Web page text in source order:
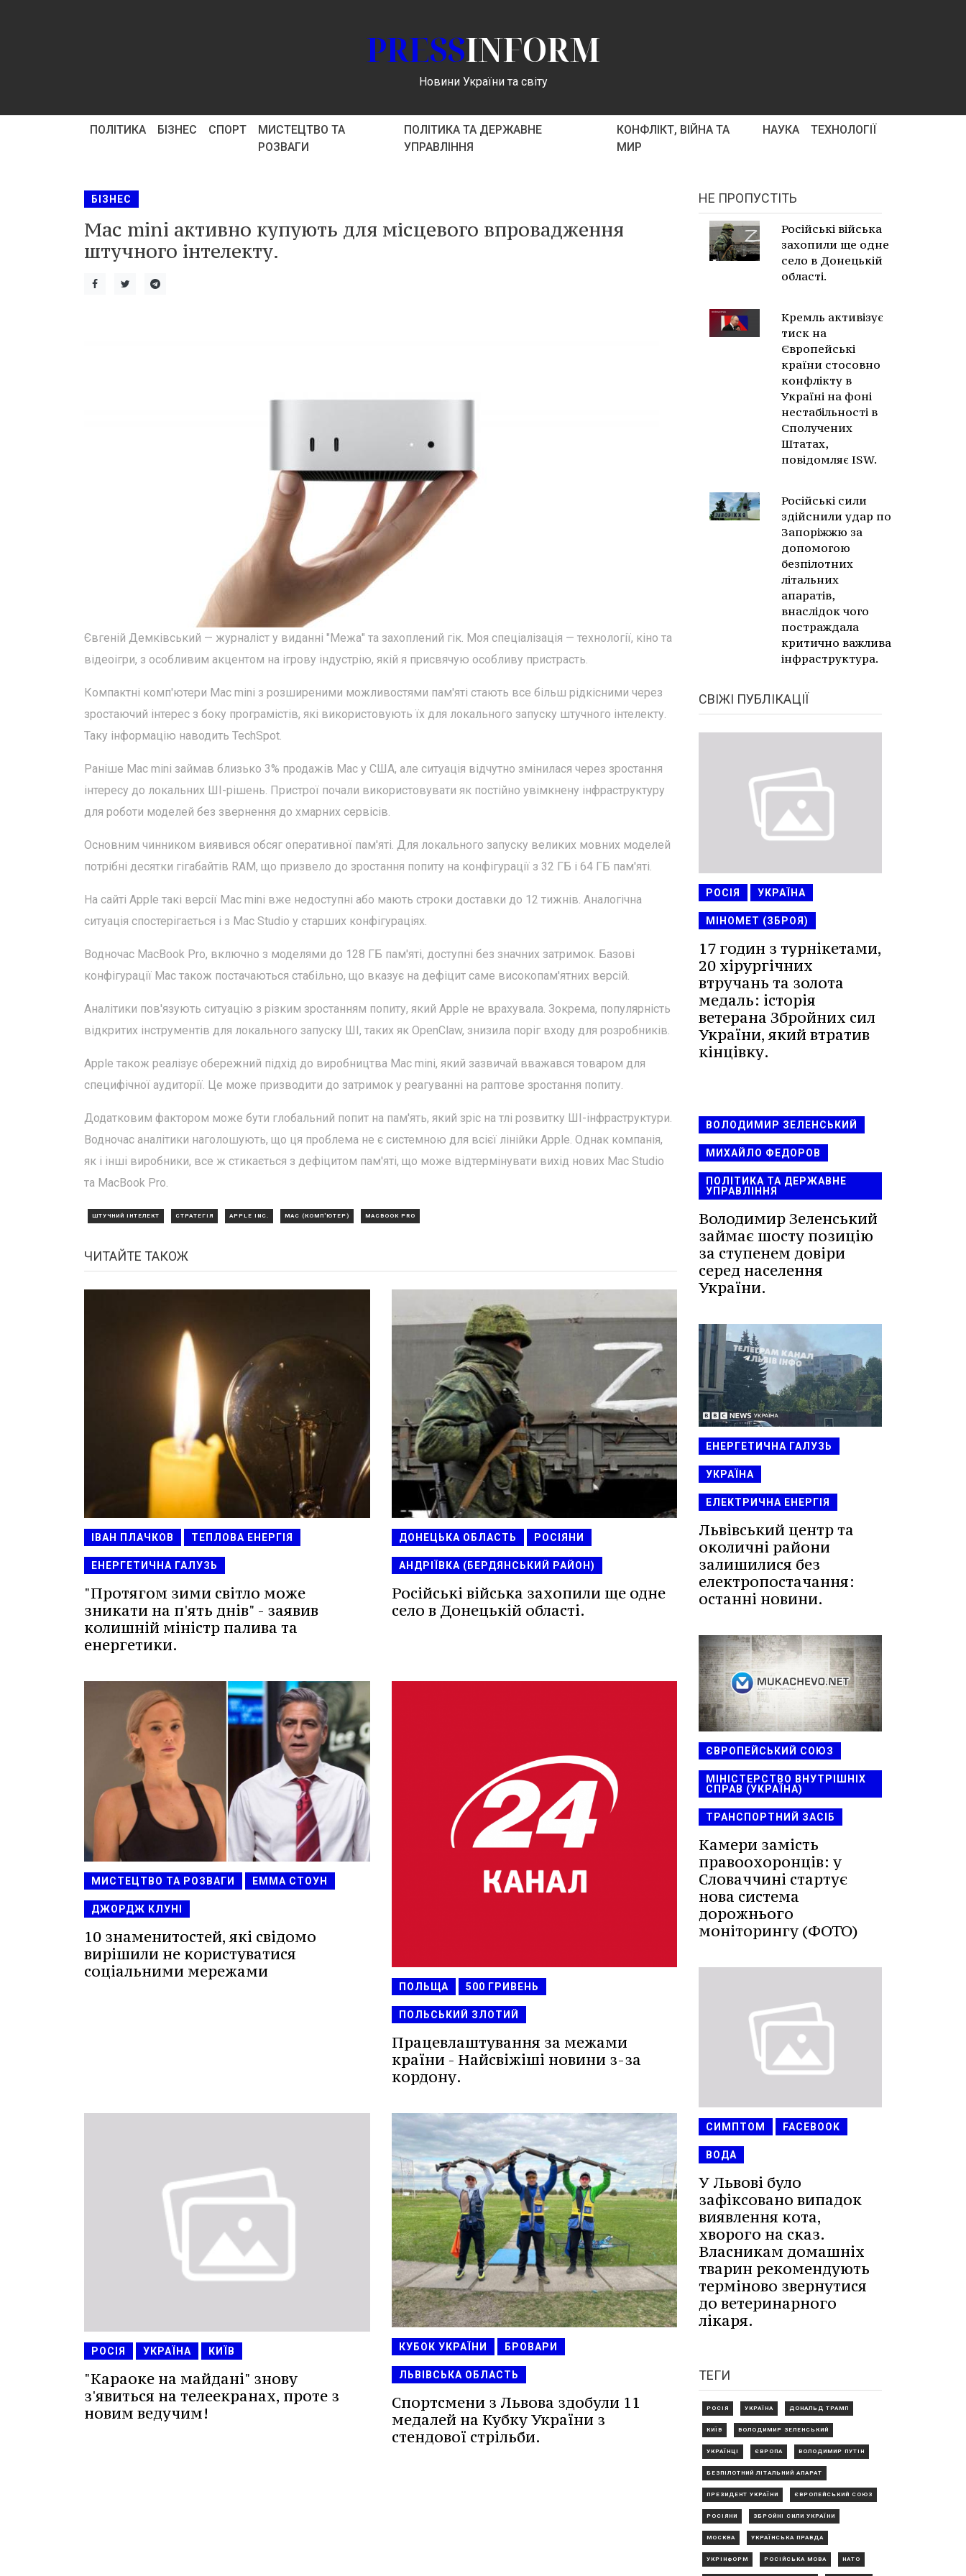
PRESSINFORM
Новини України та світу
ПОЛІТИКА БІЗНЕС СПОРТ
МИСТЕЦТВО ТА
РОЗВАГИ
ПОЛІТИКА ТА ДЕРЖАВНЕ
УПРАВЛІННЯ
КОНФЛІКТ, ВІЙНА ТА
МИР
НАУКА ТЕХНОЛОГІЇ
БІЗНЕС
Mac mini активно купують для місцевого впровадження
штучного інтелекту.
Євгеній Демківський — журналіст у виданні "Межа" та захоплений гік. Моя спеціалізація — технології, кіно та
відеоігри, з особливим акцентом на ігрову індустрію, якій я присвячую особливу пристрасть.
Компактні комп'ютери Mac mini з розширеними можливостями пам'яті стають все більш рідкісними через
зростаючий інтерес з боку програмістів, які використовують їх для локального запуску штучного інтелекту.
Таку інформацію наводить TechSpot.
Раніше Mac mini займав близько 3% продажів Mac у США, але ситуація відчутно змінилася через зростання
інтересу до локальних ШІ-рішень. Пристрої почали використовувати як постійно увімкнену інфраструктуру
для роботи моделей без звернення до хмарних сервісів.
Основним чинником виявився обсяг оперативної пам'яті. Для локального запуску великих мовних моделей
потрібні десятки гігабайтів RAM, що призвело до зростання попиту на конфігурації з 32 ГБ і 64 ГБ пам'яті.
На сайті Apple такі версії Mac mini вже недоступні або мають строки доставки до 12 тижнів. Аналогічна
ситуація спостерігається і з Mac Studio у старших конфігураціях.
Водночас MacBook Pro, включно з моделями до 128 ГБ пам'яті, доступні без значних затримок. Базові
конфігурації Mac також постачаються стабільно, що вказує на дефіцит саме високопам'ятних версій.
Аналітики пов'язують ситуацію з різким зростанням попиту, який Apple не врахувала. Зокрема, популярність
відкритих інструментів для локального запуску ШІ, таких як OpenClaw, знизила поріг входу для розробників.
Apple також реалізує обережний підхід до виробництва Mac mini, який зазвичай вважався товаром для
специфічної аудиторії. Це може призводити до затримок у реагуванні на раптове зростання попиту.
Додатковим фактором може бути глобальний попит на пам'ять, який зріс на тлі розвитку ШІ-інфраструктури.
Водночас аналітики наголошують, що ця проблема не є системною для всієї лінійки Apple. Однак компанія,
як і інші виробники, все ж стикається з дефіцитом пам'яті, що може відтермінувати вихід нових Mac Studio
та MacBook Pro.
ШТУЧНИЙ ІНТЕЛЕКТ СТРАТЕГІЯ APPLE INC. MAC (КОМП'ЮТЕР) MACBOOK PRO
ЧИТАЙТЕ ТАКОЖ
ІВАН ПЛАЧКОВ ТЕПЛОВА ЕНЕРГІЯ
ЕНЕРГЕТИЧНА ГАЛУЗЬ
"Протягом зими світло може
зникати на п'ять днів" - заявив
колишній міністр палива та
енергетики.
ДОНЕЦЬКА ОБЛАСТЬ РОСІЯНИ
АНДРІЇВКА (БЕРДЯНСЬКИЙ РАЙОН)
Російські війська захопили ще одне
село в Донецькій області.
МИСТЕЦТВО ТА РОЗВАГИ ЕММА СТОУН
ДЖОРДЖ КЛУНІ
10 знаменитостей, які свідомо
вирішили не користуватися
соціальними мережами
ПОЛЬЩА 500 ГРИВЕНЬ
ПОЛЬСЬКИЙ ЗЛОТИЙ
Працевлаштування за межами
країни - Найсвіжіші новини з-за
кордону.
РОСІЯ УКРАЇНА КИЇВ
"Караоке на майдані" знову
з'явиться на телеекранах, проте з
новим ведучим!
КУБОК УКРАЇНИ БРОВАРИ
ЛЬВІВСЬКА ОБЛАСТЬ
Спортсмени з Львова здобули 11
медалей на Кубку України з
стендової стрільби.
НЕ ПРОПУСТІТЬ
Російські війська
захопили ще одне
село в Донецькій
області.
Кремль активізує
тиск на
Європейські
країни стосовно
конфлікту в
Україні на фоні
нестабільності в
Сполучених
Штатах,
повідомляє ISW.
Російські сили
здійснили удар по
Запоріжжю за
допомогою
безпілотних
літальних
апаратів,
внаслідок чого
постраждала
критично важлива
інфраструктура.
СВІЖІ ПУБЛІКАЦІЇ
РОСІЯ УКРАЇНА
МІНОМЕТ (ЗБРОЯ)
17 годин з турнікетами,
20 хірургічних
втручань та золота
медаль: історія
ветерана Збройних сил
України, який втратив
кінцівку.
ВОЛОДИМИР ЗЕЛЕНСЬКИЙ
МИХАЙЛО ФЕДОРОВ
ПОЛІТИКА ТА ДЕРЖАВНЕ
УПРАВЛІННЯ
Володимир Зеленський
займає шосту позицію
за ступенем довіри
серед населення
України.
ЕНЕРГЕТИЧНА ГАЛУЗЬ
УКРАЇНА
ЕЛЕКТРИЧНА ЕНЕРГІЯ
Львівський центр та
околичні райони
залишилися без
електропостачання:
останні новини.
ЄВРОПЕЙСЬКИЙ СОЮЗ
МІНІСТЕРСТВО ВНУТРІШНІХ
СПРАВ (УКРАЇНА)
ТРАНСПОРТНИЙ ЗАСІБ
Камери замість
правоохоронців: у
Словаччині стартує
нова система
дорожнього
моніторингу (ФОТО)
СИМПТОМ FACEBOOK
ВОДА
У Львові було
зафіксовано випадок
виявлення кота,
хворого на сказ.
Власникам домашніх
тварин рекомендують
терміново звернутися
до ветеринарного
лікаря.
ТЕГИ
РОСІЯ УКРАЇНА ДОНАЛЬД ТРАМП
КИЇВ ВОЛОДИМИР ЗЕЛЕНСЬКИЙ
УКРАЇНЦІ ЄВРОПА ВОЛОДИМИР ПУТІН
БЕЗПІЛОТНИЙ ЛІТАЛЬНИЙ АПАРАТ
ПРЕЗИДЕНТ УКРАЇНИ ЄВРОПЕЙСЬКИЙ СОЮЗ
РОСІЯНИ ЗБРОЙНІ СИЛИ УКРАЇНИ
МОСКВА УКРАЇНСЬКА ПРАВДА
УКРІНФОРМ РОСІЙСЬКА МОВА НАТО